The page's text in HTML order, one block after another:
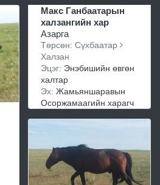
Макс Ганбаатарын
халзангийн хар
Азарга
Төрсөн: Сүхбаатар
Халзан
Эцэг: Энэбишийн өвгөн
халтар
Эх: Жамьяншаравын
Осоржамаагийн харагч